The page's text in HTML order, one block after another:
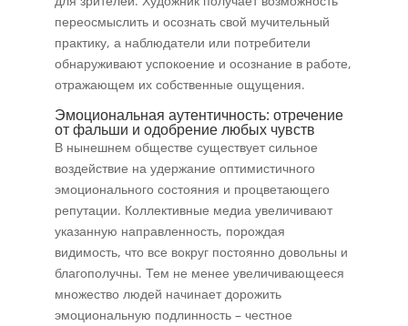
переосмыслить и осознать свой мучительный
практику, а наблюдатели или потребители
обнаруживают успокоение и осознание в работе,
отражающем их собственные ощущения.
Эмоциональная аутентичность: отречение
от фальши и одобрение любых чувств
В нынешнем обществе существует сильное
воздействие на удержание оптимистичного
эмоционального состояния и процветающего
репутации. Коллективные медиа увеличивают
указанную направленность, порождая
видимость, что все вокруг постоянно довольны и
благополучны. Тем не менее увеличивающееся
множество людей начинает дорожить
эмоциональную подлинность – честное